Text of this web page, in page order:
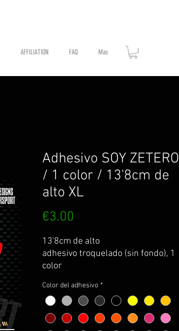
AFFILIATION FAQ Mas
Adhesivo SOY ZETERO
/ 1 color / 13'8cm de
alto XL
€3.00
13'8cm de alto
adhesivo troquelado (sin fondo), 1
color
Color del adhesivo *